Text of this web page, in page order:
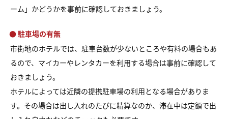
ーム」かどうかを事前に確認しておきましょう。
● 駐車場の有無
市街地のホテルでは、駐車台数が少ないところや有料の場合もあ
るので、マイカーやレンタカーを利用する場合は事前に確認して
おきましょう。
ホテルによっては近隣の提携駐車場の利用となる場合がありま
す。その場合は出し入れのたびに精算なのか、滞在中は定額で出